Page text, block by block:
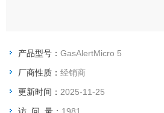
产品型号： GasAlertMicro 5
厂商性质： 经销商
更新时间： 2025-11-25